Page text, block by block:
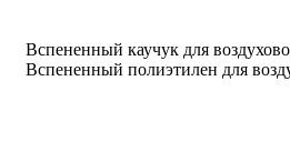
Вспененный каучук для
Вспененный полиэтилен для